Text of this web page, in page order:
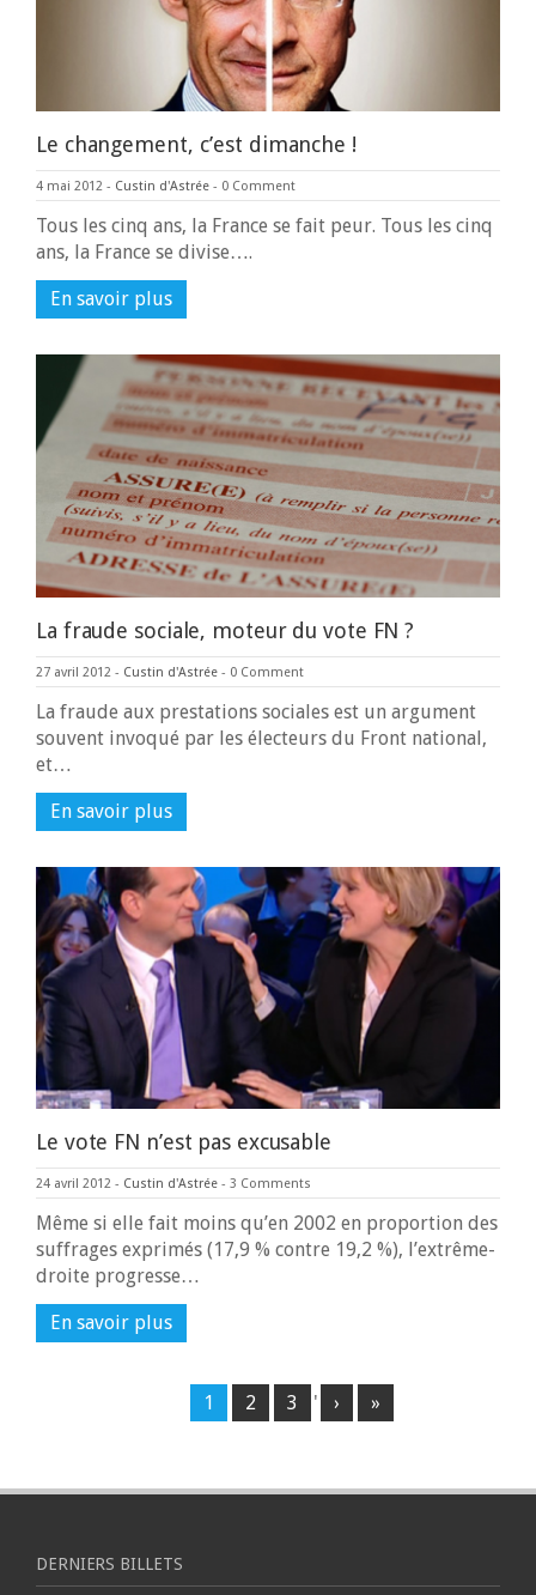
Le changement, c’est dimanche !
4 mai 2012 - Custin d'Astrée - 0 Comment
Tous les cinq ans, la France se fait peur. Tous les cinq
ans, la France se divise….
En savoir plus
La fraude sociale, moteur du vote FN ?
27 avril 2012 - Custin d'Astrée - 0 Comment
La fraude aux prestations sociales est un argument
souvent invoqué par les électeurs du Front national,
et…
En savoir plus
Le vote FN n’est pas excusable
24 avril 2012 - Custin d'Astrée - 3 Comments
Même si elle fait moins qu’en 2002 en proportion des
suffrages exprimés (17,9 % contre 19,2 %), l’extrême-
droite progresse…
En savoir plus
1 2 3 ' › »
DERNIERS BILLETS